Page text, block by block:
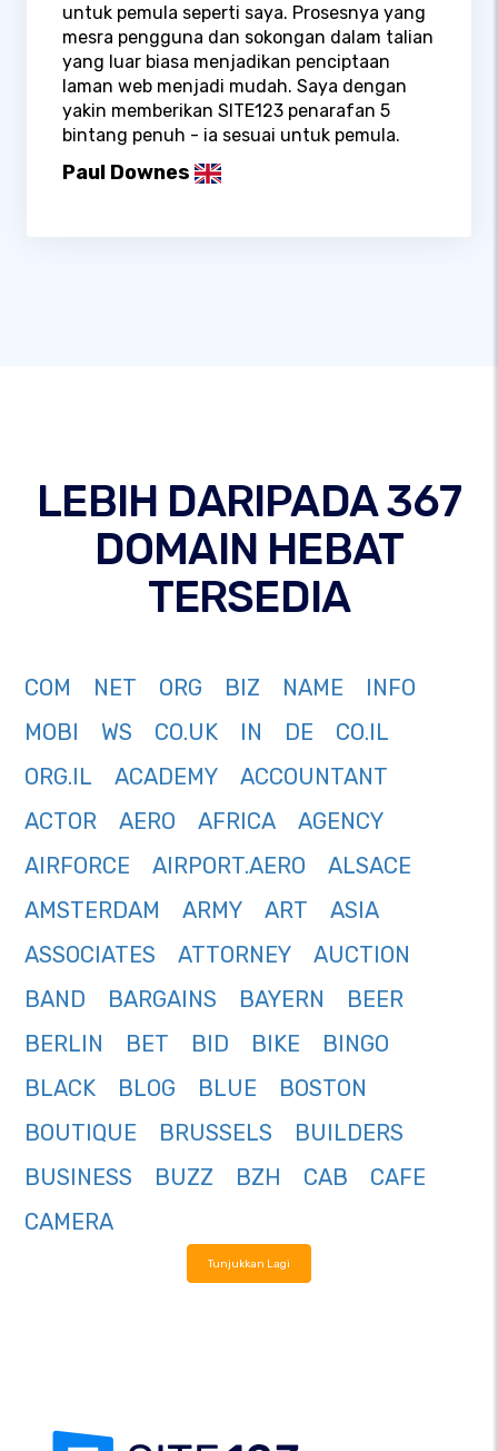
untuk pemula seperti saya. Prosesnya yang
mesra pengguna dan sokongan dalam talian
yang luar biasa menjadikan penciptaan
laman web menjadi mudah. Saya dengan
yakin memberikan SITE123 penarafan 5
bintang penuh - ia sesuai untuk pemula.
Paul Downes
LEBIH DARIPADA 367
DOMAIN HEBAT
TERSEDIA
COM NET ORG BIZ NAME
INFO
MOBI
WS CO.UK IN DE
CO.IL
ORG.IL
ACADEMY
ACCOUNTANT
ACTOR
AERO AFRICA
AGENCY
AIRFORCE
AIRPORT.AERO
ALSACE
AMSTERDAM
ARMY ART
ASIA
ASSOCIATES
ATTORNEY
AUCTION
BAND
BARGAINS BAYERN
BEER
BERLIN
BET BID BIKE
BINGO
BLACK
BLOG BLUE
BOSTON
BOUTIQUE
BRUSSELS
BUILDERS
BUSINESS
BUZZ BZH CAB
CAFE
CAMERA
Tunjukkan Lagi